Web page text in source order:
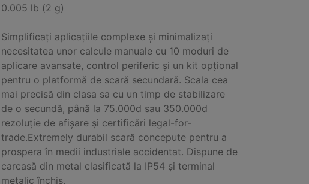
0.005 lb (2 g)
Simplificați aplicațiile complexe și minimalizați
necesitatea unor calcule manuale cu 10 moduri de
aplicare avansate, control periferic și un kit opțional
pentru o platformă de scară secundară. Scala cea
mai precisă din clasa sa cu un timp de stabilizare
de o secundă, până la 75.000d sau 350.000d
rezoluție de afișare și certificări legal-for-
trade.Extremely durabil scară concepute pentru a
prospera în medii industriale accidentat. Dispune de
carcasă din metal clasificată la IP54 și terminal
metalic închis.